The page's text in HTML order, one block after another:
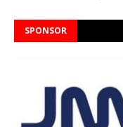
SPONSOR